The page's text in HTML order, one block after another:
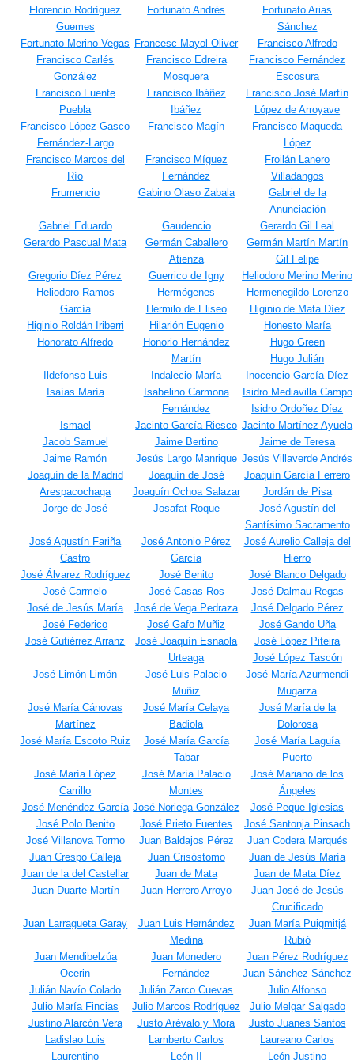
Florencio Rodríguez
Guemes
Fortunato Andrés
Fortunato Arias
Sánchez
Fortunato Merino Vegas Francesc Mayol Oliver
Francisco Alfredo
Francisco Carlés
González
Francisco Edreira
Mosquera
Francisco Fernández
Escosura
Francisco Fuente
Puebla
Francisco Ibáñez
Ibáñez
Francisco José Martín
López de Arroyave
Francisco López-Gasco
Fernández-Largo
Francisco Magín
Francisco Maqueda
López
Francisco Marcos del
Río
Francisco Míguez
Fernández
Froilán Lanero
Villadangos
Frumencio
Gabino Olaso Zabala
Gabriel de la
Anunciación
Gabriel Eduardo
Gaudencio
Gerardo Gil Leal
Gerardo Pascual Mata
Germán Caballero
Atienza
Germán Martín Martín
Gil Felipe
Gregorio Díez Pérez
Guerrico de Igny
Heliodoro Merino Merino
Heliodoro Ramos
García
Hermógenes
Hermenegildo Lorenzo
Hermilo de Eliseo
Higinio de Mata Díez
Higinio Roldán Iriberri
Hilarión Eugenio
Honesto María
Honorato Alfredo
Honorio Hernández
Martín
Hugo Green
Hugo Julián
Ildefonso Luis
Indalecio María
Inocencio García Díez
Isaías María
Isabelino Carmona
Fernández
Isidro Mediavilla Campo
Isidro Ordoñez Díez
Ismael
Jacinto García Riesco Jacinto Martínez Ayuela
Jacob Samuel
Jaime Bertino
Jaime de Teresa
Jaime Ramón
Jesús Largo Manrique Jesús Villaverde Andrés
Joaquín de la Madrid
Arespacochaga
Joaquín de José
Joaquín García Ferrero
Joaquín Ochoa Salazar
Jordán de Pisa
Jorge de José
Josafat Roque
José Agustín del
Santísimo Sacramento
José Agustín Fariña
Castro
José Antonio Pérez
García
José Aurelio Calleja del
Hierro
José Álvarez Rodríguez
José Benito
José Blanco Delgado
José Carmelo
José Casas Ros
José Dalmau Regas
José de Jesús María
José de Vega Pedraza
José Delgado Pérez
José Federico
José Gafo Muñiz
José Gando Uña
José Gutiérrez Arranz
José Joaquín Esnaola
Urteaga
José López Piteira
José López Tascón
José Limón Limón
José Luis Palacio
Muñiz
José María Azurmendi
Mugarza
José María Cánovas
Martínez
José María Celaya
Badiola
José María de la
Dolorosa
José María Escoto Ruiz
José María García
Tabar
José María Laguía
Puerto
José María López
Carrillo
José María Palacio
Montes
José Mariano de los
Ángeles
José Menéndez García José Noriega González
José Peque Iglesias
José Polo Benito
José Prieto Fuentes
José Santonja Pinsach
José Villanova Tormo
Juan Baldajos Pérez
Juan Codera Marqués
Juan Crespo Calleja
Juan Crisóstomo
Juan de Jesús María
Juan de la del Castellar
Juan de Mata
Juan de Mata Díez
Juan Duarte Martín
Juan Herrero Arroyo
Juan José de Jesús
Crucificado
Juan Larragueta Garay
Juan Luis Hernández
Medina
Juan María Puigmitjá
Rubió
Juan Mendibelzúa
Ocerin
Juan Monedero
Fernández
Juan Pérez Rodríguez
Juan Sánchez Sánchez
Julián Navío Colado
Julián Zarco Cuevas
Julio Alfonso
Julio María Fincias
Julio Marcos Rodríguez
Julio Melgar Salgado
Justino Alarcón Vera
Justo Arévalo y Mora
Justo Juanes Santos
Ladislao Luis
Lamberto Carlos
Laureano Carlos
Laurentino
León II León Justino